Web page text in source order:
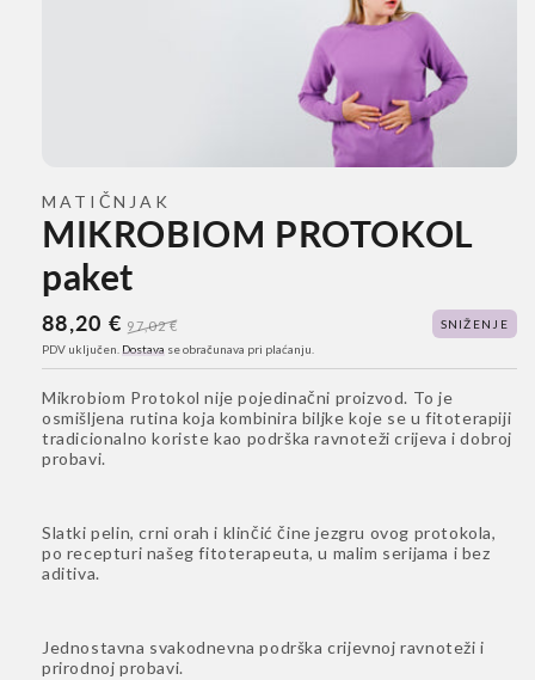
MATIČNJAK
MIKROBIOM PROTOKOL
paket
Cijena
na
sniženju
88,20 € Redovna
cijena
97,02 €
SNIŽENJE
PDV uključen. Dostava se obračunava pri plaćanju.
Mikrobiom Protokol nije pojedinačni proizvod. To je
osmišljena rutina koja kombinira biljke koje se u fitoterapiji
tradicionalno koriste kao podrška ravnoteži crijeva i dobroj
probavi.
Slatki pelin, crni orah i klinčić čine jezgru ovog protokola,
po recepturi našeg fitoterapeuta, u malim serijama i bez
aditiva.
Jednostavna svakodnevna podrška crijevnoj ravnoteži i
prirodnoj probavi.